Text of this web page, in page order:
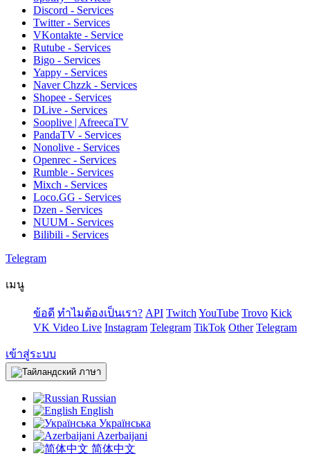
Discord - Services
Twitter - Services
VKontakte - Service
Rutube - Services
Bigo - Services
Yappy - Services
Naver Chzzk - Services
Shopee - Services
DLive - Services
Sooplive | AfreecaTV
PandaTV - Services
Nonolive - Services
Openrec - Services
Rumble - Services
Mixch - Services
Loco.GG - Services
Dzen - Services
NUUM - Services
Bilibili - Services
Telegram
เมนู
ข้อดี ทำไมต้องเป็นเรา? API Twitch YouTube Trovo Kick
VK Video Live Instagram Telegram TikTok Other Telegram
เข้าสู่ระบบ
ภาษา
Russian
English
Українська
Azerbaijani
简体中文